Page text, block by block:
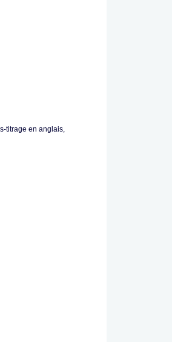
titrage en anglais,